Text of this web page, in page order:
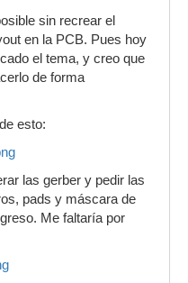
sin recrear el
en la PCB. Pues hoy
el tema, y creo que
de forma
esto:
las gerber y pedir las
pads y máscara de
Me faltaría por